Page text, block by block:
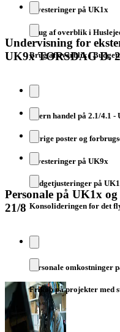
Investeringer på UK1x
Brug af overblik i
Brug af overblik i
Undervisning for
UK9x TORSDAG D.
Intern handel på 2.1/4.1
Øvrige poster og
Investeringer på UK9x
Budgetjusteringer på
Konsolideringen for det
Personale på UK1x
21/8
Personale
Frikøb på projekter med